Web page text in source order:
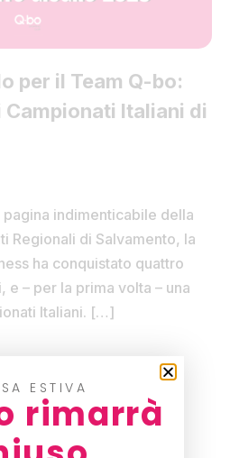
per il Team Q-bo:
Italiani di
indimenticabile della
Regionali di Salvamento, la
ha conquistato quattro
– per la prima volta – una
Italiani. […]
ESTIVA
rimarrà